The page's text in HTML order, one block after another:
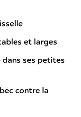
et larges
ses petites
contre la